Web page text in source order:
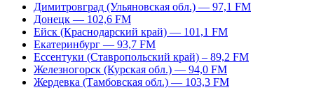
Димитровград (Ульяновская обл.) — 97,1 FM
Донецк — 102,6 FM
Ейск (Краснодарский край) — 101,1 FM
Екатеринбург — 93,7 FM
Ессентуки (Ставропольский край) – 89,2 FM
Железногорск (Курская обл.) — 94,0 FM
Жердевка (Тамбовская обл.) — 103,3 FM